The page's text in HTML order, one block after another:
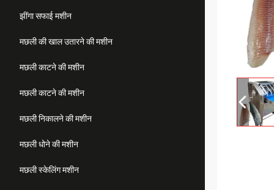
झींगा सफाई मशीन
मछली की खाल उतारने की मशीन
मछली काटने की मशीन
मछली काटने की मशीन
मछली निकालने की मशीन
मछली धोने की मशीन
मछली स्केलिंग मशीन